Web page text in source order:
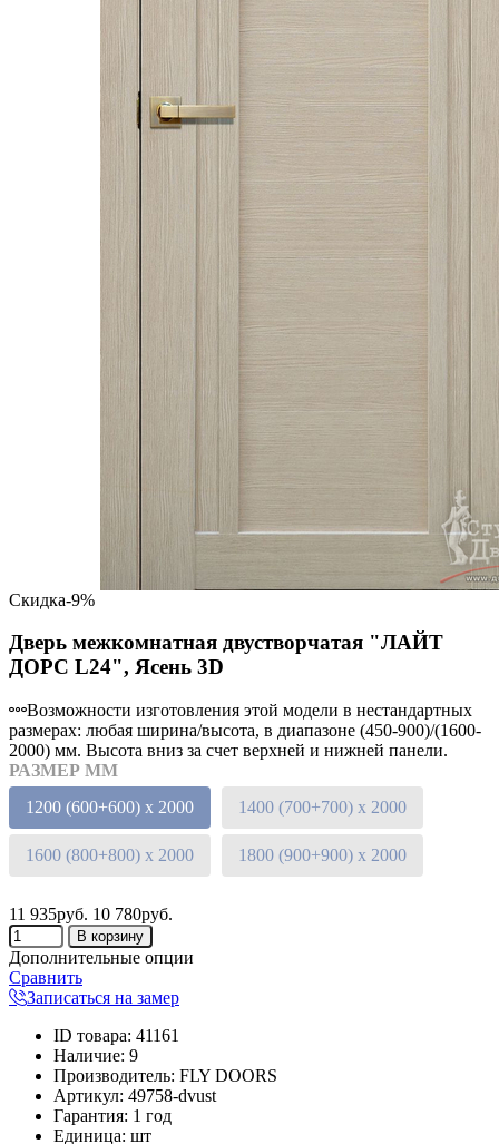
Скидка-9%
Дверь межкомнатная двустворчатая "ЛАЙТ
ДОРС L24", Ясень 3D
Возможности изготовления этой модели в нестандартных
размерах: любая ширина/высота, в диапазоне (450-900)/(1600-
2000) мм. Высота вниз за счет верхней и нижней панели.
РАЗМЕР ММ
1200 (600+600) х 2000
1400 (700+700) х 2000
1600 (800+800) х 2000 1800 (900+900) х 2000
11 935руб. 10 780руб.
Дополнительные опции
Сравнить
Записаться на замер
ID товара: 41161
Наличие: 9
Производитель: FLY DOORS
Артикул: 49758-dvust
Гарантия: 1 год
Единица: шт